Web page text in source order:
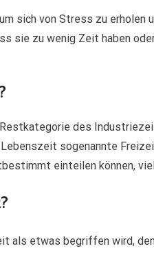
sich von Stress zu erholen
sie zu wenig Zeit haben
des
sogenannte
einteilen können,
als etwas begriffen wird,